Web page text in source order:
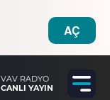
AÇ
VAV RADYO
CANLI YAYIN